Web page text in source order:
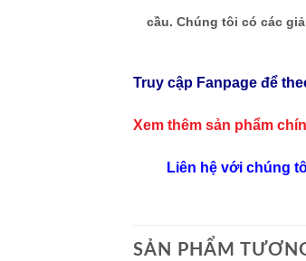
cầu. Chúng tôi có các
Truy cập Fanpage để
Xem thêm sản phẩm
Liên hệ với chúng
SẢN PHẨM